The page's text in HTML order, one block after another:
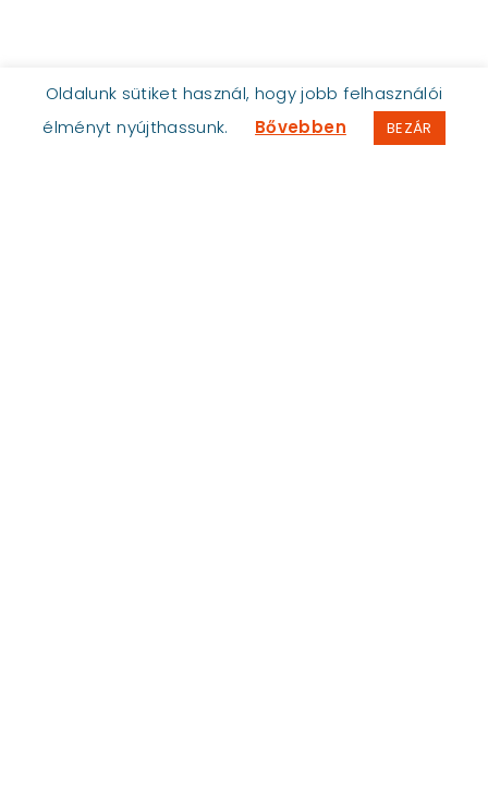
TrendDent
Oldalunk sütiket használ, hogy jobb felhasználói
élményt nyújthassunk.
Bővebben BEZÁR